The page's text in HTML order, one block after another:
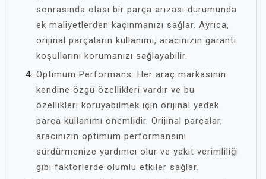
sonrasında olası bir parça arızası durumunda
ek maliyetlerden kaçınmanızı sağlar. Ayrıca,
orijinal parçaların kullanımı, aracınızın garanti
koşullarını korumanızı sağlayabilir.
Optimum Performans: Her araç markasının
kendine özgü özellikleri vardır ve bu
özellikleri koruyabilmek için orijinal yedek
parça kullanımı önemlidir. Orijinal parçalar,
aracınızın optimum performansını
sürdürmenize yardımcı olur ve yakıt verimliliği
gibi faktörlerde olumlu etkiler sağlar.